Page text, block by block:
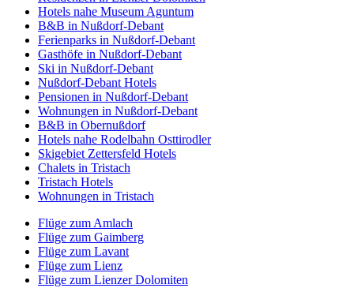
Hotels nahe Museum Aguntum
B&B in Nußdorf-Debant
Ferienparks in Nußdorf-Debant
Gasthöfe in Nußdorf-Debant
Ski in Nußdorf-Debant
Nußdorf-Debant Hotels
Pensionen in Nußdorf-Debant
Wohnungen in Nußdorf-Debant
B&B in Obernußdorf
Hotels nahe Rodelbahn Osttirodler
Skigebiet Zettersfeld Hotels
Chalets in Tristach
Tristach Hotels
Wohnungen in Tristach
Flüge zum Amlach
Flüge zum Gaimberg
Flüge zum Lavant
Flüge zum Lienz
Flüge zum Lienzer Dolomiten